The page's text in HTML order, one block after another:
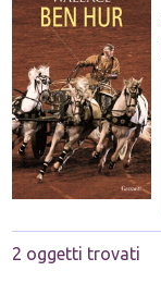
2 oggetti trovati